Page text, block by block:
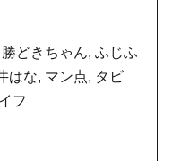
どきちゃん, ふじふ
はな, マン点, タビ
フ